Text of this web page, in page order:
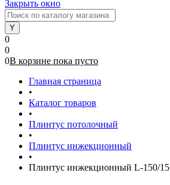
Закрыть окно
0
0
0В корзине пока пусто
Главная страница
•
Каталог товаров
•
Плинтус потолочный
•
Плинтус инжекционный
•
Плинтус инжекционный L-150/15